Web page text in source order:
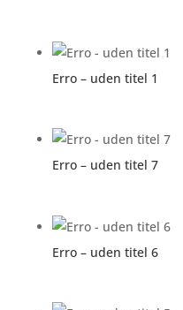
Erro – uden titel 1
Erro – uden titel 7
Erro – uden titel 6